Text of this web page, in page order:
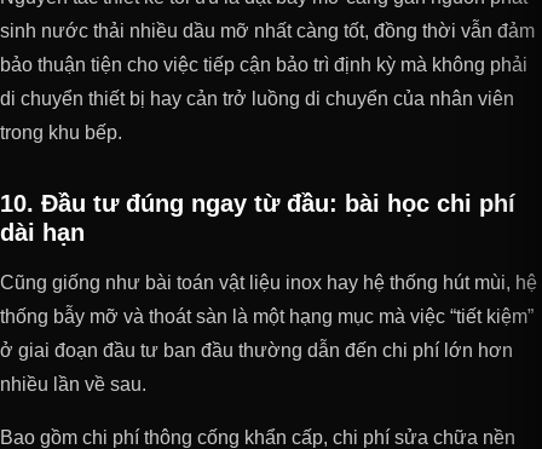
sinh nước thải nhiều dầu mỡ nhất càng tốt, đồng thời vẫn đảm
bảo thuận tiện cho việc tiếp cận bảo trì định kỳ mà không phải
di chuyển thiết bị hay cản trở luồng di chuyển của nhân viên
trong khu bếp.
10. Đầu tư đúng ngay từ đầu: bài học chi phí
dài hạn
Cũng giống như bài toán vật liệu inox hay hệ thống hút mùi, hệ
thống bẫy mỡ và thoát sàn là một hạng mục mà việc “tiết kiệm”
ở giai đoạn đầu tư ban đầu thường dẫn đến chi phí lớn hơn
nhiều lần về sau.
Bao gồm chi phí thông cống khẩn cấp, chi phí sửa chữa nền